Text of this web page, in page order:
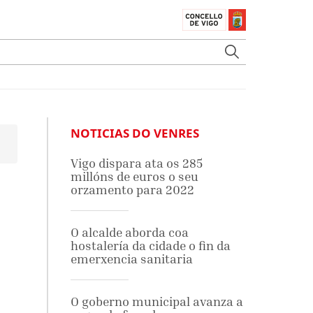
NOTICIAS DO VENRES
Vigo dispara ata os 285
millóns de euros o seu
orzamento para 2022
O alcalde aborda coa
hostalería da cidade o fin da
emerxencia sanitaria
O goberno municipal avanza a